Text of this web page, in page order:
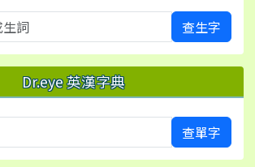
查生字
Dr.eye 英漢字典
查單字